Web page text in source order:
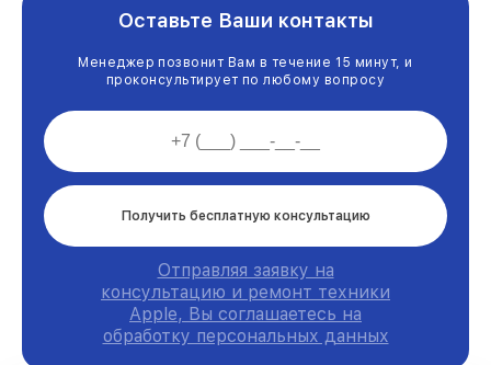
Оставьте Ваши контакты
Менеджер позвонит Вам в течение 15 минут, и
проконсультирует по любому вопросу
Получить бесплатную консультацию
Отправляя заявку на
консультацию и ремонт техники
Apple, Вы соглашаетесь на
обработку персональных данных